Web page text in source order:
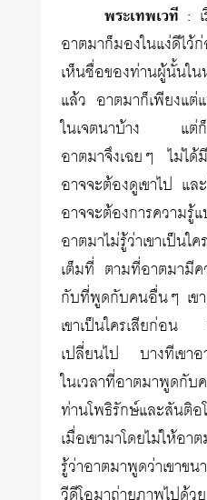
พระเทพเวที :
อาตมาก็มองในแง่ดีไ
เห็นชื่อของท่านผู้นั้นใ
แล้ว อาตมาก็เพียงแ
ในเจตนาบ้าง แต่ก็คิ
อาตมาจึงเฉยๆ ไม่ได้
อาจจะต้องดูเขาไป แล
อาจจะต้องการควา
อาตมาไม่รู้ว่าเขาเป็
เต็มที่ ตามที่อาตมามี
กับที่พูดกับคนอื่นๆ เข
เขาเป็นใครเสียก่อน
เปลี่ยนไป บางทีเขาอ
ในเวลาที่อาตมาพูด
ท่านโพธิรักษ์และสันติ
เมื่อเขามาโดยไม่ให้อา
รู้ว่าอาตมาพูดว่าเขา